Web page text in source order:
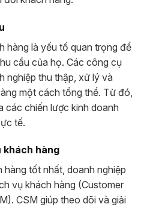
hàng là yếu tố quan trọng để
cầu của họ. Các công cụ
nghiệp thu thập, xử lý và
một cách tổng thể. Từ đó,
các chiến lược kinh doanh
tế.
khách hàng
tốt nhất, doanh nghiệp
vụ khách hàng (Customer
CSM giúp theo dõi và giải